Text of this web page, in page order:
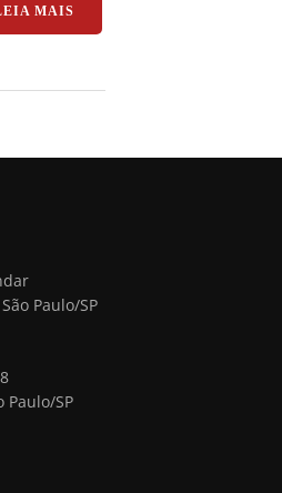
MAIS“FOTOGRAFIA DE
Paulo/SP
Paulo/SP